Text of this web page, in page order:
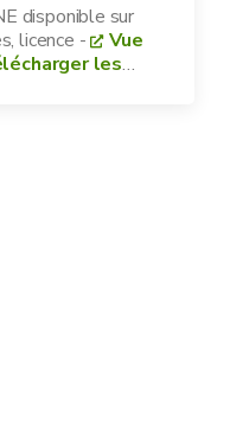
disponible sur
licence -
Vue
les